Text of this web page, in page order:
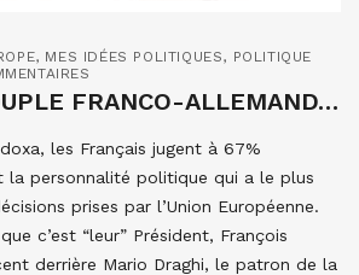
, MES IDÉES POLITIQUES, POLITIQUE
FRANCO-ALLEMAND…
les Français jugent à 67%
la personnalité politique qui a le plus
prises par l’Union Européenne.
c’est “leur” Président, François
derrière Mario Draghi, le patron de la